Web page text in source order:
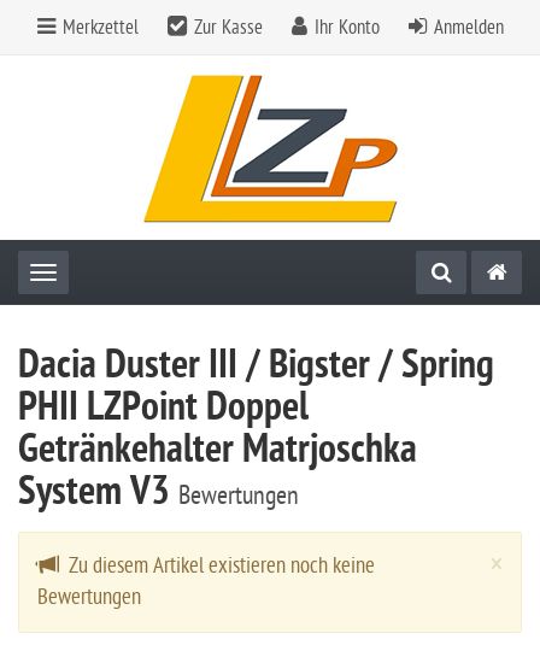
Merkzettel Zur Kasse Ihr Konto Anmelden
Toggle navigation
Dacia Duster III / Bigster / Spring
PHII LZPoint Doppel
Getränkehalter Matrjoschka
System V3 Bewertungen
×
Zu diesem Artikel existieren noch keine
Bewertungen